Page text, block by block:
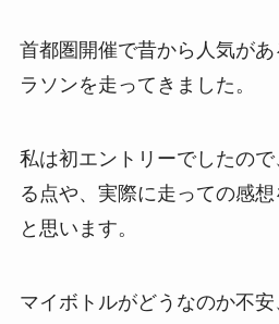
首都圏開催で昔から人気が
ラソンを走ってきました。
私は初エントリーでしたの
る点や、実際に走っての感
と思います。
マイボトルがどうなのか不